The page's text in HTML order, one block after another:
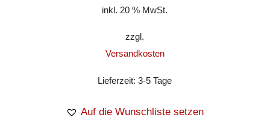
inkl. 20 % MwSt.
zzgl.
Versandkosten
Lieferzeit:3-5 Tage
Auf die Wunschliste setzen